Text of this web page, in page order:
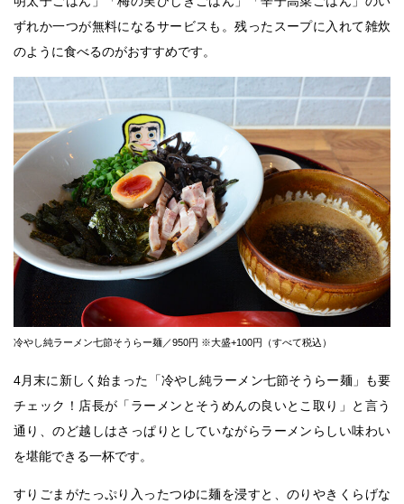
ずれか一つが無料になるサービスも。残ったスープに入れて雑炊
のように食べるのがおすすめです。
冷やし純ラーメン七節そうらー麺／950円 ※大盛+100円（すべて税込）
4月末に新しく始まった「冷やし純ラーメン七節そうらー麺」も要
チェック！店長が「ラーメンとそうめんの良いとこ取り」と言う
通り、のど越しはさっぱりとしていながらラーメンらしい味わい
を堪能できる一杯です。
すりごまがたっぷり入ったつゆに麺を浸すと、のりやきくらげな